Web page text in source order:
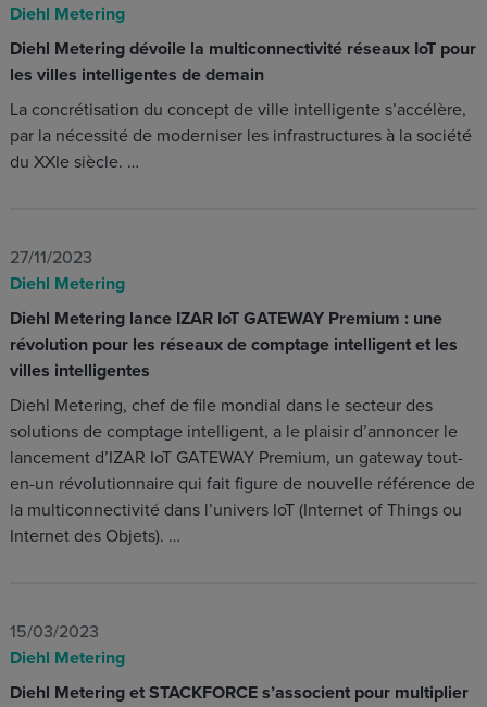
Diehl Metering
Diehl Metering dévoile la multiconnectivité réseaux IoT pour
les villes intelligentes de demain
La concrétisation du concept de ville intelligente s’accélère,
par la nécessité de moderniser les infrastructures à la société
du XXIe siècle. …
27/11/2023
Diehl Metering
Diehl Metering lance IZAR IoT GATEWAY Premium : une
révolution pour les réseaux de comptage intelligent et les
villes intelligentes
Diehl Metering, chef de file mondial dans le secteur des
solutions de comptage intelligent, a le plaisir d’annoncer le
lancement d’IZAR IoT GATEWAY Premium, un gateway tout-
en-un révolutionnaire qui fait figure de nouvelle référence de
la multiconnectivité dans l’univers IoT (Internet of Things ou
Internet des Objets). …
15/03/2023
Diehl Metering
Diehl Metering et STACKFORCE s’associent pour multiplier